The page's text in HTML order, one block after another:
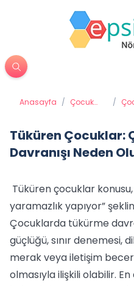
Anasayfa / Çocuk
/
Tüküren Çocuklar:
Davranışı Neden
Tüküren çocuklar
yaramazlık yapıyor”
Çocuklarda tükürme
güçlüğü, sınır denemesi,
merak veya iletişim
olmasıyla ilişkili olabilir.